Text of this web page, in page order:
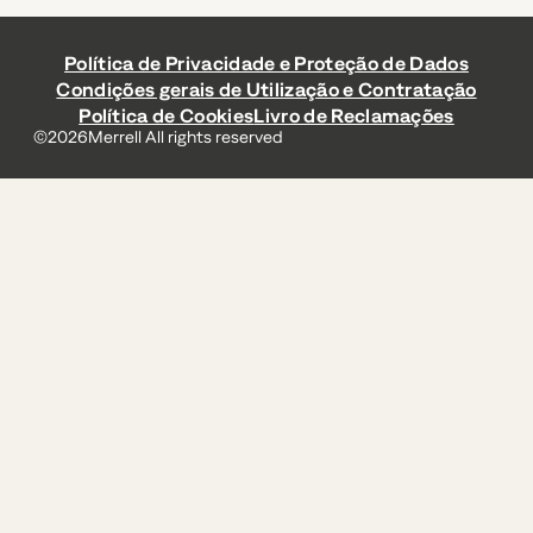
Política de Privacidade e Proteção de Dados
Condições gerais de Utilização e Contratação
Política de CookiesLivro de Reclamações
©2026Merrell All rights reserved